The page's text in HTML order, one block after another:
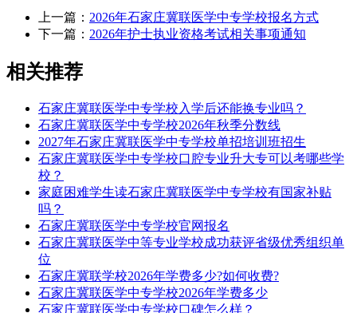
上一篇： 2026年石家庄冀联医学中专学校报名方式
下一篇： 2026年护士执业资格考试相关事项通知
相关推荐
石家庄冀联医学中专学校入学后还能换专业吗？
石家庄冀联医学中专学校2026年秋季分数线
2027年石家庄冀联医学中专学校单招培训班招生
石家庄冀联医学中专学校口腔专业升大专可以考哪些学
校？
家庭困难学生读石家庄冀联医学中专学校有国家补贴
吗？
石家庄冀联医学中专学校官网报名
石家庄冀联医学中等专业学校成功获评省级优秀组织单
位
石家庄冀联学校2026年学费多少?如何收费?
石家庄冀联医学中专学校2026年学费多少
石家庄冀联医学中专学校口碑怎么样？